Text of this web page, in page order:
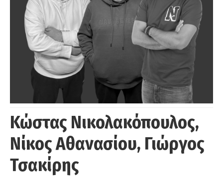
Κώστας Νικολακόπουλος,
Νίκος Αθανασίου, Γιώργος
Τσακίρης